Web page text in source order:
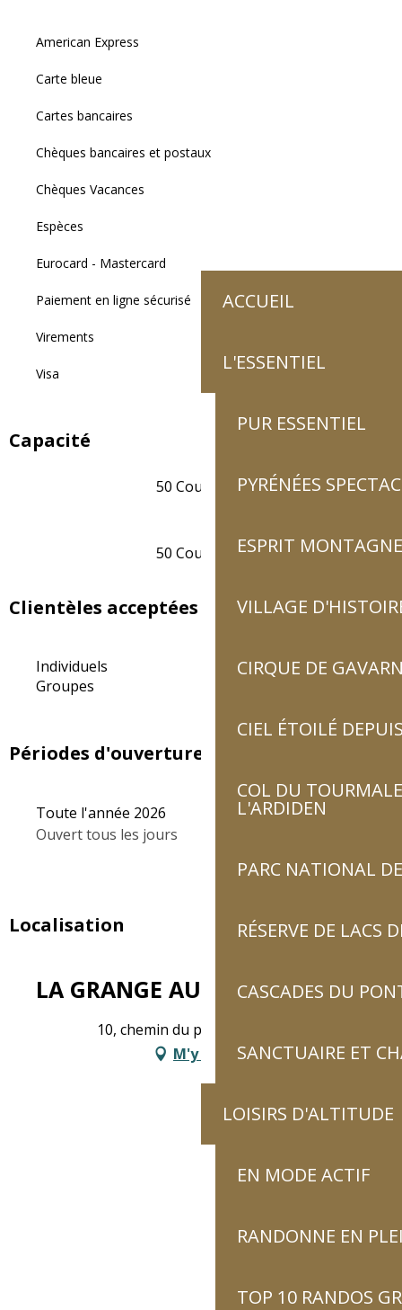
ACCUEIL
L'ESSENTIEL
PUR ESSENTIEL
PYRÉNÉES
ESPRIT MONTAGNE
VILLAGE
CIRQUE DE
CIEL ÉTOILÉ
COL DU
L'ARDIDEN
PARC NATIONAL
RÉSERVE DE LACS
CASCADES DU
SANCTUAIRE ET
LOISIRS D'ALTITUDE
EN MODE ACTIF
RANDONNE EN
TOP 10 RANDOS
American Express
Carte bleue
Cartes bancaires
Chèques bancaires et postaux
Chèques Vacances
Espèces
Eurocard - Mastercard
Paiement en ligne sécurisé
Virements
Visa
Capacité
50 Couvert(s)
50 Couvert(s)
Clientèles acceptées
Individuels
Groupes
Périodes d'ouverture
Toute l'année 2026
Ouvert tous les jours
Localisation
LA GRANGE AUX MARMOTTES
10, chemin du pic, 65120 Viscos
M'y rendre